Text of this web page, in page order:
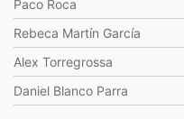
Paco Roca
Rebeca Martín García
Alex Torregrossa
Daniel Blanco Parra